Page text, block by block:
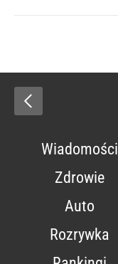
Wiadomości
Zdrowie
Auto
Rozrywka